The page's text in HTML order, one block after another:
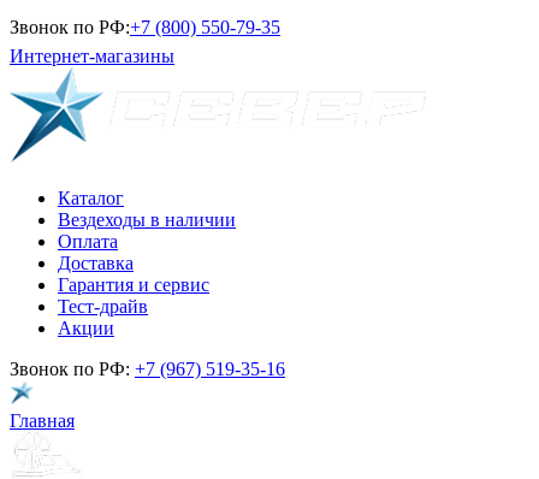
Звонок по РФ:+7 (800) 550-79-35
Интернет-магазины
Каталог
Вездеходы в наличии
Оплата
Доставка
Гарантия и сервис
Тест-драйв
Акции
Звонок по РФ: +7 (967) 519-35-16
Главная